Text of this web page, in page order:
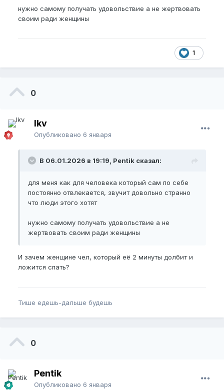
нужно самому получать удовольствие а не жертвовать
своим ради женщины
1
0
lkv
Опубликовано 6 января
В 06.01.2026 в 19:19, Pentik сказал:
для меня как для человека который сам по себе
постоянно отвлекается, звучит довольно странно
что люди этого хотят
нужно самому получать удовольствие а не
жертвовать своим ради женщины
И зачем женщине чел, который её 2 минуты долбит и
ложится спать?
Тише едешь-дальше будешь
0
Pentik
Опубликовано 6 января